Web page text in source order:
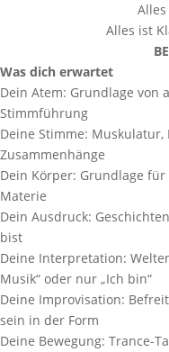
Alles ist
Was dich erwartet
Dein Atem: Grundlage von
Stimmführung
Deine Stimme:
Zusammenhänge
Dein Körper: Grundlage
Materie
Dein Ausdruck:
bist
Deine Interpretation:
Musik“ oder nur „Ich bin“
Deine Improvisation:
sein in der Form
Deine Bewegung: Trance-